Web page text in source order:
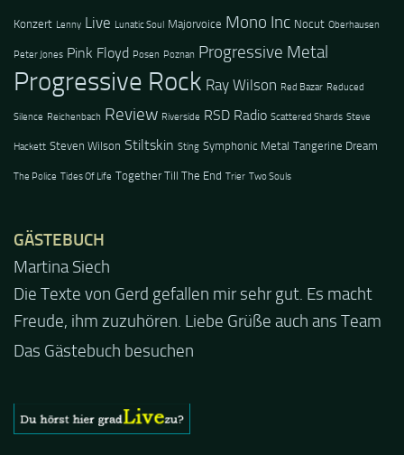
Konzert Lenny Live Lunatic Soul Majorvoice Mono Inc Nocut Oberhausen
Peter Jones Pink Floyd Posen Poznan Progressive Metal
Progressive Rock Ray Wilson Red Bazar Reduced
Silence Reichenbach Review Riverside RSD Radio Scattered Shards Steve
Hackett Steven Wilson Stiltskin Sting Symphonic Metal Tangerine Dream
The Police Tides Of Life Together Till The End Trier Two Souls
GÄSTEBUCH
Jacel
Guten Abend und auch von uns nochmals besten
Dank für die tolle Mucke zur Party! Der aktuelle Live
Stream ist eine schöne Zusammenfassung - Merci...